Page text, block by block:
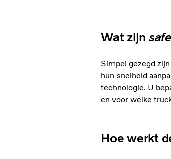
Wat zijn
Simpel gezegd zijn
hun snelheid
technologie. U
en voor welke
Hoe werkt